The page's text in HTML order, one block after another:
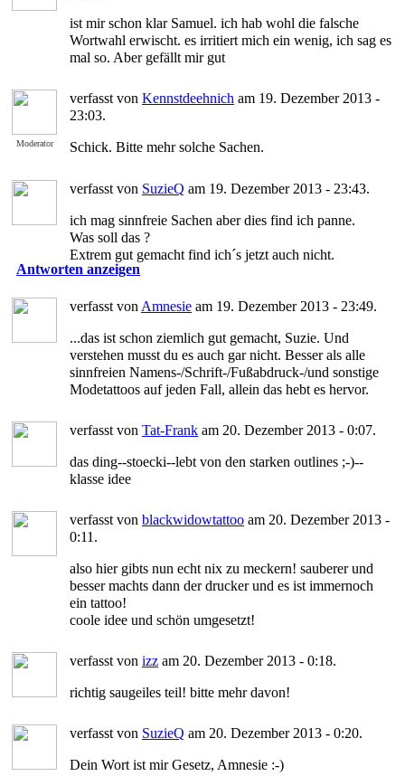
ist mir schon klar Samuel. ich hab wohl die falsche
Wortwahl erwischt. es irritiert mich ein wenig, ich sag es
mal so. Aber gefällt mir gut
Moderator
verfasst von Kennstdeehnich am 19. Dezember 2013 -
23:03.
Schick. Bitte mehr solche Sachen.
verfasst von SuzieQ am 19. Dezember 2013 - 23:43.
ich mag sinnfreie Sachen aber dies find ich panne.
Was soll das ?
Extrem gut gemacht find ich´s jetzt auch nicht.
Antworten anzeigen
verfasst von Amnesie am 19. Dezember 2013 - 23:49.
...das ist schon ziemlich gut gemacht, Suzie. Und
verstehen musst du es auch gar nicht. Besser als alle
sinnfreien Namens-/Schrift-/Fußabdruck-/und sonstige
Modetattoos auf jeden Fall, allein das hebt es hervor.
verfasst von Tat-Frank am 20. Dezember 2013 - 0:07.
das ding--stoecki--lebt von den starken outlines ;-)--
klasse idee
verfasst von blackwidowtattoo am 20. Dezember 2013 -
0:11.
also hier gibts nun echt nix zu meckern! sauberer und
besser machts dann der drucker und es ist immernoch
ein tattoo!
coole idee und schön umgesetzt!
verfasst von izz am 20. Dezember 2013 - 0:18.
richtig saugeiles teil! bitte mehr davon!
verfasst von SuzieQ am 20. Dezember 2013 - 0:20.
Dein Wort ist mir Gesetz, Amnesie :-)